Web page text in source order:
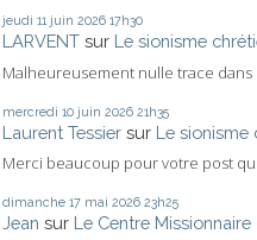
jeudi 11 juin 2026 17h30
LARVENT sur Le sionisme
Malheureusement nulle trace dans
mercredi 10 juin 2026 21h35
Laurent Tessier sur Le sionisme
Merci beaucoup pour votre post
dimanche 17 mai 2026 23h25
Jean sur Le Centre Missionnaire